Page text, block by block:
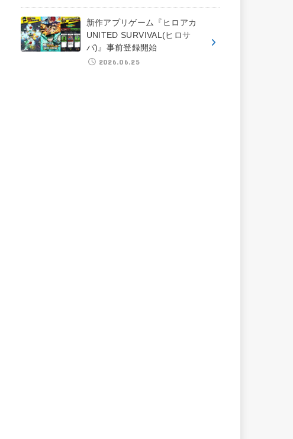
新作アプリゲーム『ヒロアカ
UNITED SURVIVAL(ヒロサ
バ)』事前登録開始
2026.06.25